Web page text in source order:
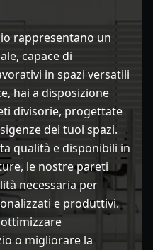
rappresentano un
capace di
in spazi versatili
, hai a disposizione
divisorie, progettate
dei tuoi spazi.
qualità e disponibili in
le nostre pareti
necessaria per
e produttivi.
o migliorare la